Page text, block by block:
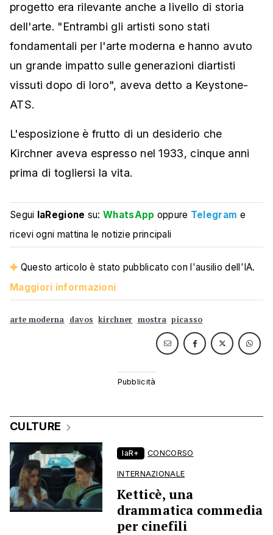
progetto era rilevante anche a livello di storia
dell'arte. "Entrambi gli artisti sono stati
fondamentali per l'arte moderna e hanno avuto
un grande impatto sulle generazioni diartisti
vissuti dopo di loro", aveva detto a Keystone-
ATS.
L'esposizione è frutto di un desiderio che
Kirchner aveva espresso nel 1933, cinque anni
prima di togliersi la vita.
Segui laRegione su:WhatsApp oppure Telegram e
ricevi ogni mattina le notizie principali
Questo articolo è stato pubblicato con l'ausilio dell'IA.
Maggiori informazioni
arte moderna davos kirchner mostra picasso
CULTURE
laR+ CONCORSO
INTERNAZIONALE
Ketticè, una
drammatica commedia
per cinefili